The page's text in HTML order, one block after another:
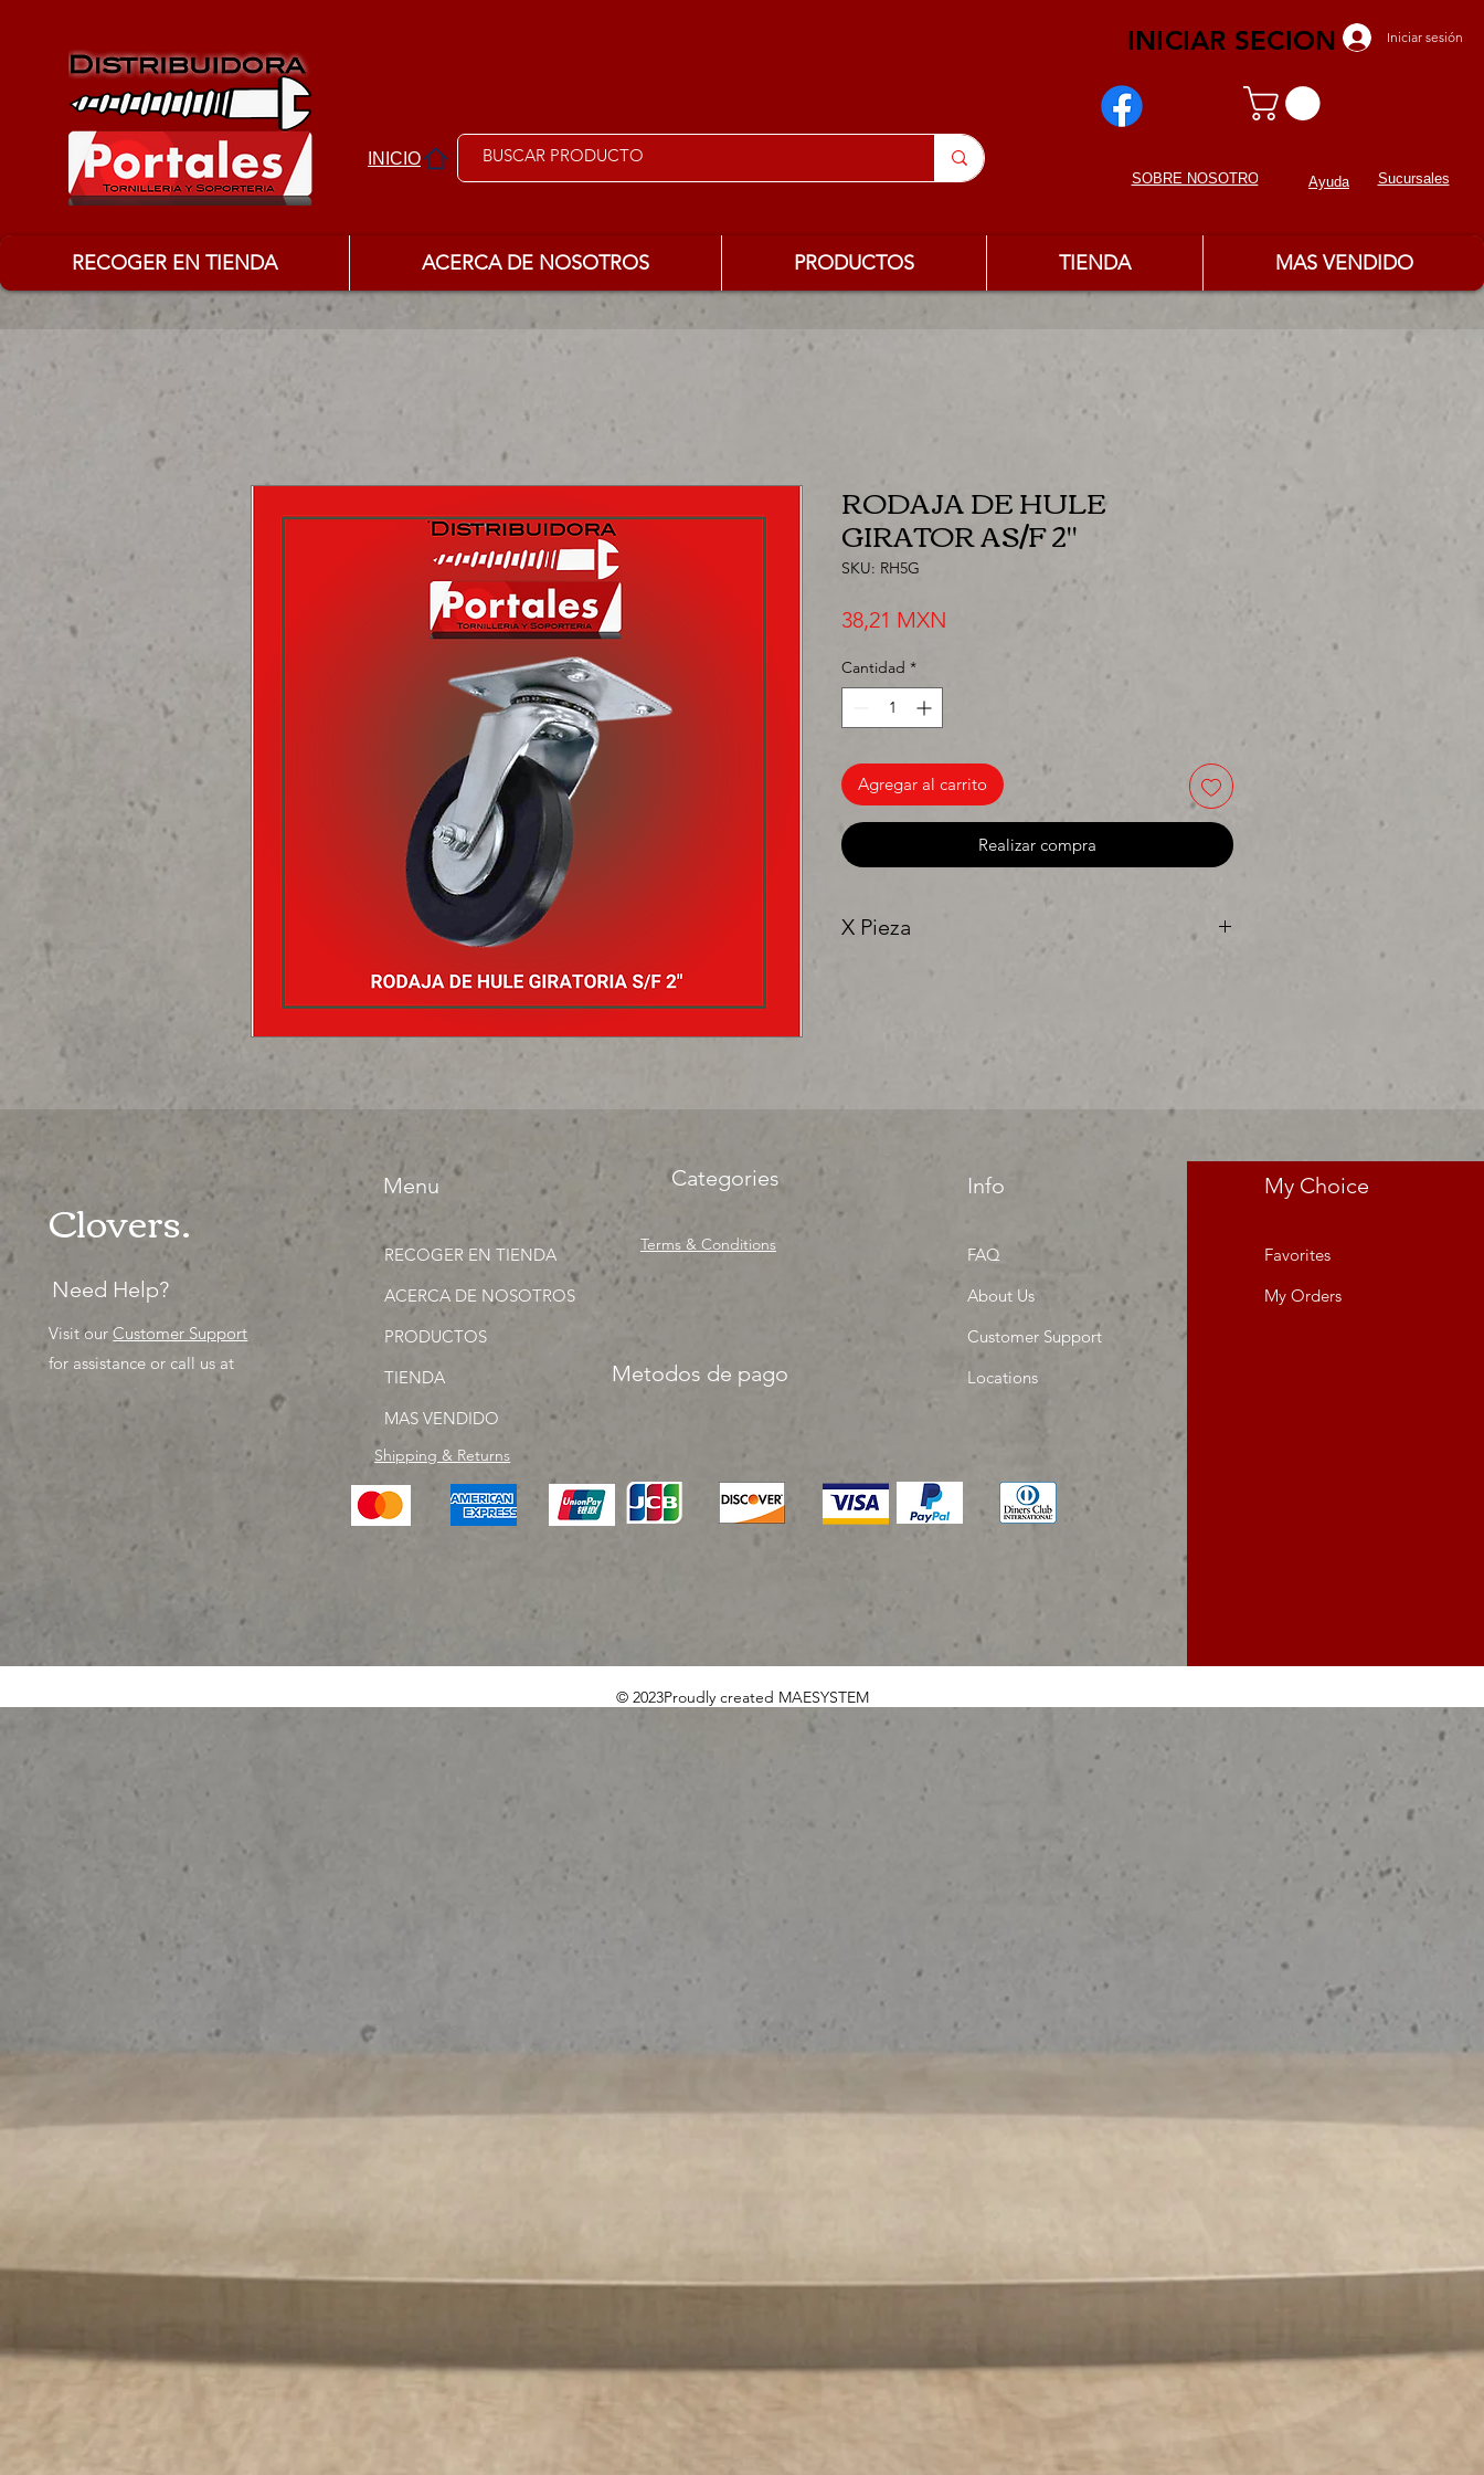
INICIO
Iniciar sesión
INICIAR SECION
SOBRE NOSOTROS Ayuda Sucursales
RECOGER EN TIENDA ACERCA DE NOSOTROS PRODUCTOS TIENDA MAS VENDIDO
RODAJA DE HULE
GIRATOR AS/F 2"
SKU: RH5G
38,21 MXN
Cantidad *
Agregar al carrito
Realizar compra
X Pieza
Clovers.
Need Help?
Visit ourCustomer Support
for assistance or call us at
Menu
RECOGER EN TIENDA
ACERCA DE NOSOTROS
PRODUCTOS
TIENDA
MAS VENDIDO
Shipping & Returns
Categories
Terms & Conditions
Info
FAQ
About Us
Customer Support
Locations
My Choice
Favorites
My Orders
Metodos de pago
© 2023Proudly created MAESYSTEM